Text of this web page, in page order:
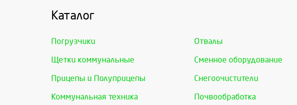
Каталог
Погрузчики Отвалы
Щетки коммунальные Сменное оборудование
Прицепы и Полуприцепы Снегоочистители
Коммунальная техника Почвообработка